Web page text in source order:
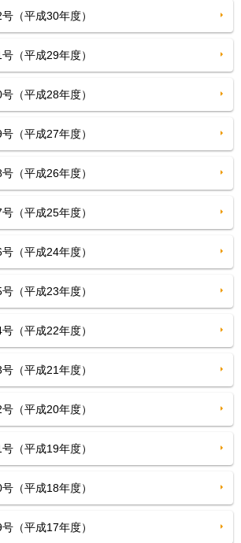
（平成30年度）
（平成29年度）
（平成28年度）
（平成27年度）
（平成26年度）
（平成25年度）
（平成24年度）
（平成23年度）
（平成22年度）
（平成21年度）
（平成20年度）
（平成19年度）
（平成18年度）
（平成17年度）